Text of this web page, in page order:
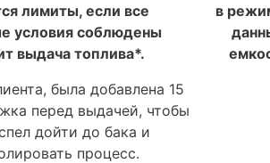
лимиты, если все
условия соблюдены
выдача топлива*.
была добавлена 15
перед выдачей, чтобы
дойти до бака и
процесс.
в